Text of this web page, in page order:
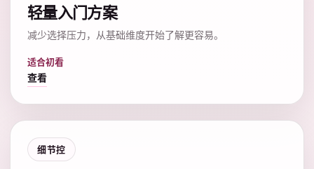
轻量入门方案
减少选择压力，从基础维度开始了解更容易。
适合初看
查看
细节控